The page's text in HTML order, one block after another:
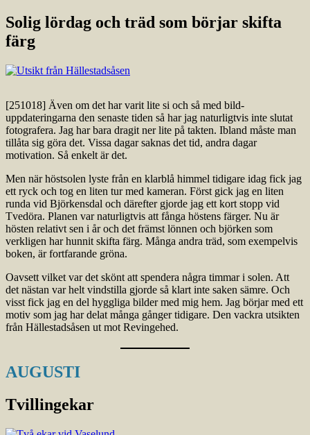
Solig lördag och träd som börjar skifta
färg
[251018] Även om det har varit lite si och så med bild-
uppdateringarna den senaste tiden så har jag naturligtvis inte slutat
fotografera. Jag har bara dragit ner lite på takten. Ibland måste man
tillåta sig göra det. Vissa dagar saknas det tid, andra dagar
motivation. Så enkelt är det.
Men när höstsolen lyste från en klarblå himmel tidigare idag fick jag
ett ryck och tog en liten tur med kameran. Först gick jag en liten
runda vid Björkensdal och därefter gjorde jag ett kort stopp vid
Tvedöra. Planen var naturligtvis att fånga höstens färger. Nu är
hösten relativt sen i år och det främst lönnen och björken som
verkligen har hunnit skifta färg. Många andra träd, som exempelvis
boken, är fortfarande gröna.
Oavsett vilket var det skönt att spendera några timmar i solen. Att
det nästan var helt vindstilla gjorde så klart inte saken sämre. Och
visst fick jag en del hyggliga bilder med mig hem. Jag börjar med ett
motiv som jag har delat många gånger tidigare. Den vackra utsikten
från Hällestadsåsen ut mot Revingehed.
AUGUSTI
Tvillingekar